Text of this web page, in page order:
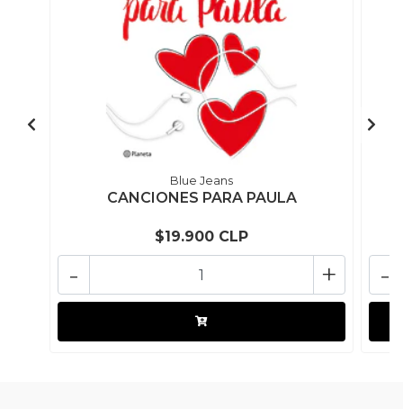
Blue Jeans
CANCIONES PARA PAULA
$19.900 CLP
- + -